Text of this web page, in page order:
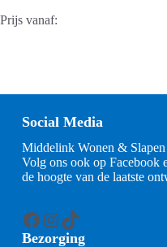
Prijs vanaf:
Social Media
Middelink Wonen &
Volg ons ook op Facebook
de hoogte van de laatste
Facebook
Instagram
TikTok
Bezorging